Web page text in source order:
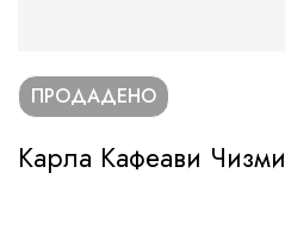
ПРОДАДЕНО
Карла Кафеави Чизми